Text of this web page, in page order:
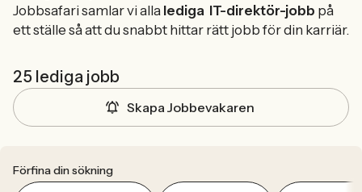
Jobbsafari samlar vi alla lediga IT-direktör-jobb på
ett ställe så att du snabbt hittar rätt jobb för din karriär.
25 lediga jobb
Skapa Jobbevakaren
Förfina din sökning